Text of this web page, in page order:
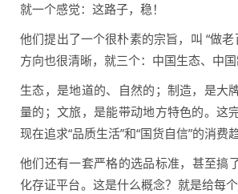
就一个感觉：这路子，稳！
他们提出了一个很朴素的宗旨，叫 “做老
方向也很清晰，就三个：中国生态、中国
生态，是地道的、自然的；制造，是大
量的；文旅，是能带动地方特色的。这
现在追求“品质生活”和“国货自信”的消费趋
他们还有一套严格的选品标准，甚至搞
化存证平台。这是什么概念？就是给每